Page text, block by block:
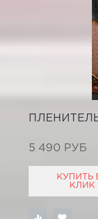
5 490 РУБ
КУПИТЬ
КЛИК